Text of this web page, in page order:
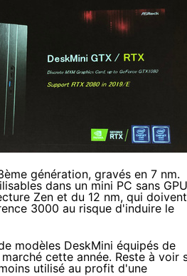
génération, gravés en 7 nm.
dans un mini PC sans GPU
Zen et du 12 nm, qui doivent
3000 au risque d'induire le
modèles DeskMini équipés de
cette année. Reste à voir
utilisé au profit d'une